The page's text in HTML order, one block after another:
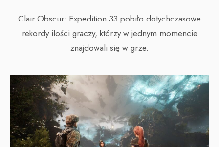
Clair Obscur: Expedition 33 pobiło dotychczasowe
rekordy ilości graczy, którzy w jednym momencie
znajdowali się w grze.